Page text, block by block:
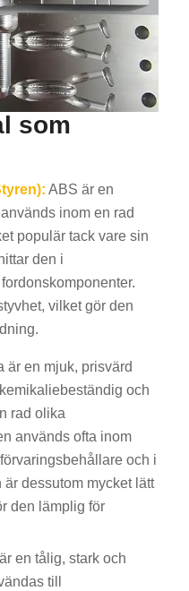
som
ABS är en
inom en rad
populär tack vare sin
den i
vilket gör den
är en mjuk, prisvärd
och
rad olika
används ofta inom
och i
dessutom mycket lätt
den lämplig för
en tålig, stark och
till